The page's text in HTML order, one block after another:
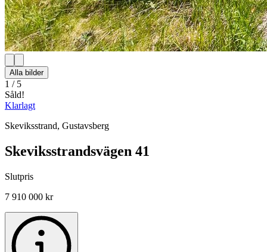
Alla bilder
1 / 5
Såld!
Klarlagt
Skeviksstrand, Gustavsberg
Skeviksstrandsvägen 41
Slutpris
7 910 000 kr